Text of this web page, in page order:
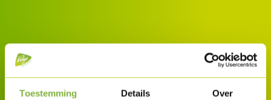
Toestemming Details Over